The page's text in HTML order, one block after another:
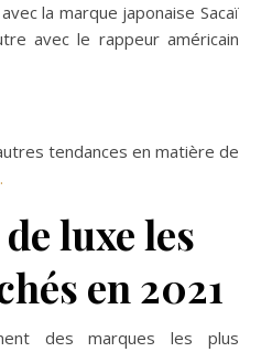
la marque japonaise Sacaï
avec le rappeur américain
tendances en matière de
luxe les
en 2021
des marques les plus